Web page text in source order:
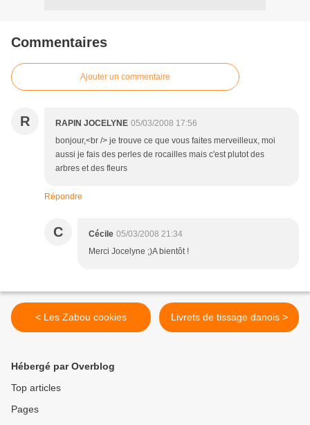
Commentaires
Ajouter un commentaire
R RAPIN JOCELYNE 05/03/2008 17:56
bonjour,<br /> je trouve ce que vous faites merveilleux, moi
aussi je fais des perles de rocailles mais c'est plutot des
arbres et des fleurs
Répondre
C Cécile 05/03/2008 21:34
Merci Jocelyne ;)A bientôt !
< Les Zabou cookies Livrets de tissage danois >
Hébergé par Overblog
Top articles
Pages